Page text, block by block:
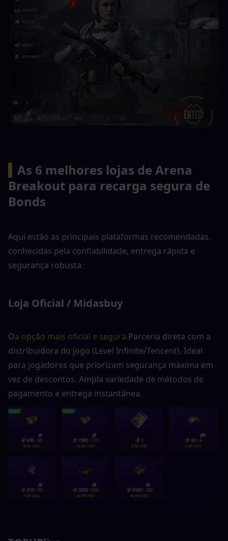
As 6 melhores lojas de Arena
Breakout para recarga segura de
Bonds
Aqui estão as principais plataformas recomendadas,
conhecidas pela confiabilidade, entrega rápida e
segurança robusta:
Loja Oficial / Midasbuy
Oa opção mais oficial e segura.Parceria direta com a
distribuidora do jogo (Level Infinite/Tencent). Ideal
para jogadores que priorizam segurança máxima em
vez de descontos. Ampla variedade de métodos de
pagamento e entrega instantânea.